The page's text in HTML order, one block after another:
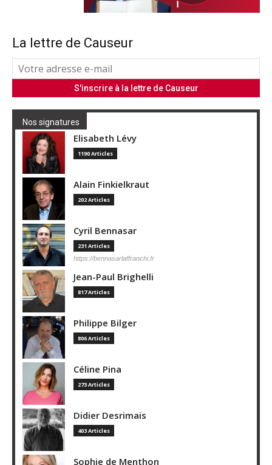
La lettre de Causeur
Nos signatures
Elisabeth Lévy
1190 Articles
Alain Finkielkraut
202 Articles
Cyril Bennasar
231 Articles
https://bennasarlaffranchi.fr
Jean-Paul Brighelli
817 Articles
Philippe Bilger
806 Articles
Céline Pina
273 Articles
Didier Desrimais
403 Articles
Sophie de Menthon